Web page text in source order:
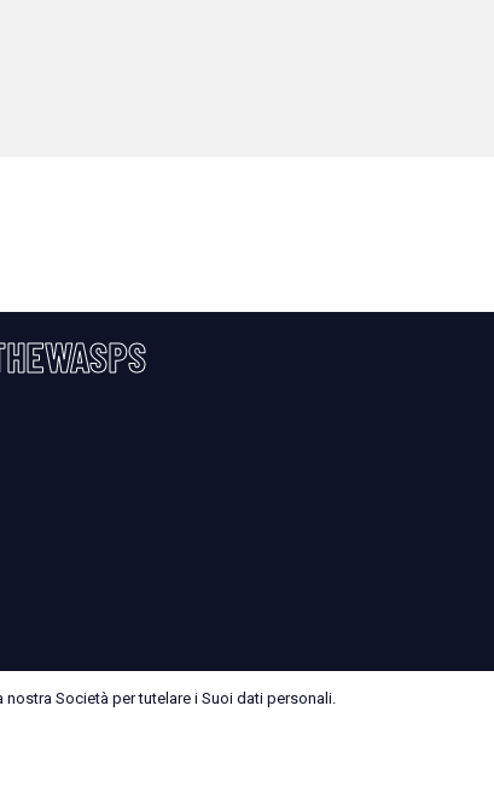
Società per tutelare i Suoi dati personali.